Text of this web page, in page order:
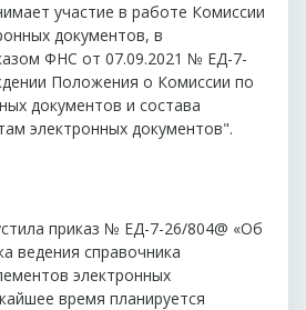
участие в работе Комиссии
документов, в
ФНС от 07.09.2021 № ЕД-7-
Положения о Комиссии по
документов и состава
электронных документов".
приказ № ЕД-7-26/804@ «Об
ведения справочника
электронных
время планируется